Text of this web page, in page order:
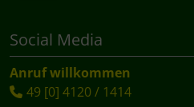
Social Media
Anruf willkommen
49 [0] 4120 / 1414